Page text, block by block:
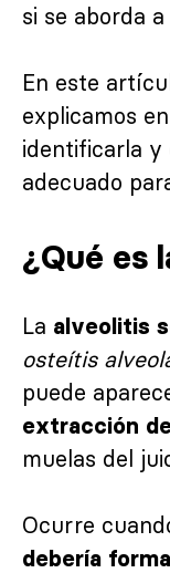
si se aborda
En este
explicamos
identificarla y
adecuado
¿Qué es
La alveolitis
osteítis
puede
extracción
muelas del
Ocurre
debería